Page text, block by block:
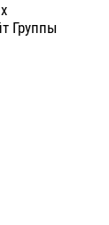
Группы